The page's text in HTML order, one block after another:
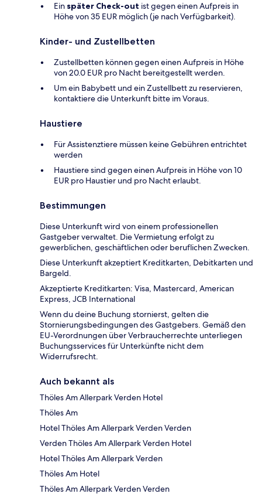
Ein später Check-out ist gegen einen Aufpreis in
Höhe von 35 EUR möglich (je nach Verfügbarkeit).
Kinder- und Zustellbetten
Zustellbetten können gegen einen Aufpreis in Höhe
von 20.0 EUR pro Nacht bereitgestellt werden.
Um ein Babybett und ein Zustellbett zu reservieren,
kontaktiere die Unterkunft bitte im Voraus.
Haustiere
Für Assistenztiere müssen keine Gebühren entrichtet
werden
Haustiere sind gegen einen Aufpreis in Höhe von 10
EUR pro Haustier und pro Nacht erlaubt.
Bestimmungen
Diese Unterkunft wird von einem professionellen
Gastgeber verwaltet. Die Vermietung erfolgt zu
gewerblichen, geschäftlichen oder beruflichen Zwecken.
Diese Unterkunft akzeptiert Kreditkarten, Debitkarten und
Bargeld.
Akzeptierte Kreditkarten: Visa, Mastercard, American
Express, JCB International
Wenn du deine Buchung stornierst, gelten die
Stornierungsbedingungen des Gastgebers. Gemäß den
EU-Verordnungen über Verbraucherrechte unterliegen
Buchungsservices für Unterkünfte nicht dem
Widerrufsrecht.
Auch bekannt als
Thöles Am Allerpark Verden Hotel
Thöles Am
Hotel Thöles Am Allerpark Verden Verden
Verden Thöles Am Allerpark Verden Hotel
Hotel Thöles Am Allerpark Verden
Thöles Am Hotel
Thöles Am Allerpark Verden Verden